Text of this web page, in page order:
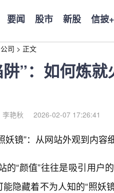
要闻 股市 新股 信披+
公司 > 正文
”：如何炼
李艳秋 2026-02-07 17:26:41
妖镜”：从网站外观到内容
的“颜值”往往是吸引用户
隐藏着不为人知的“照妖